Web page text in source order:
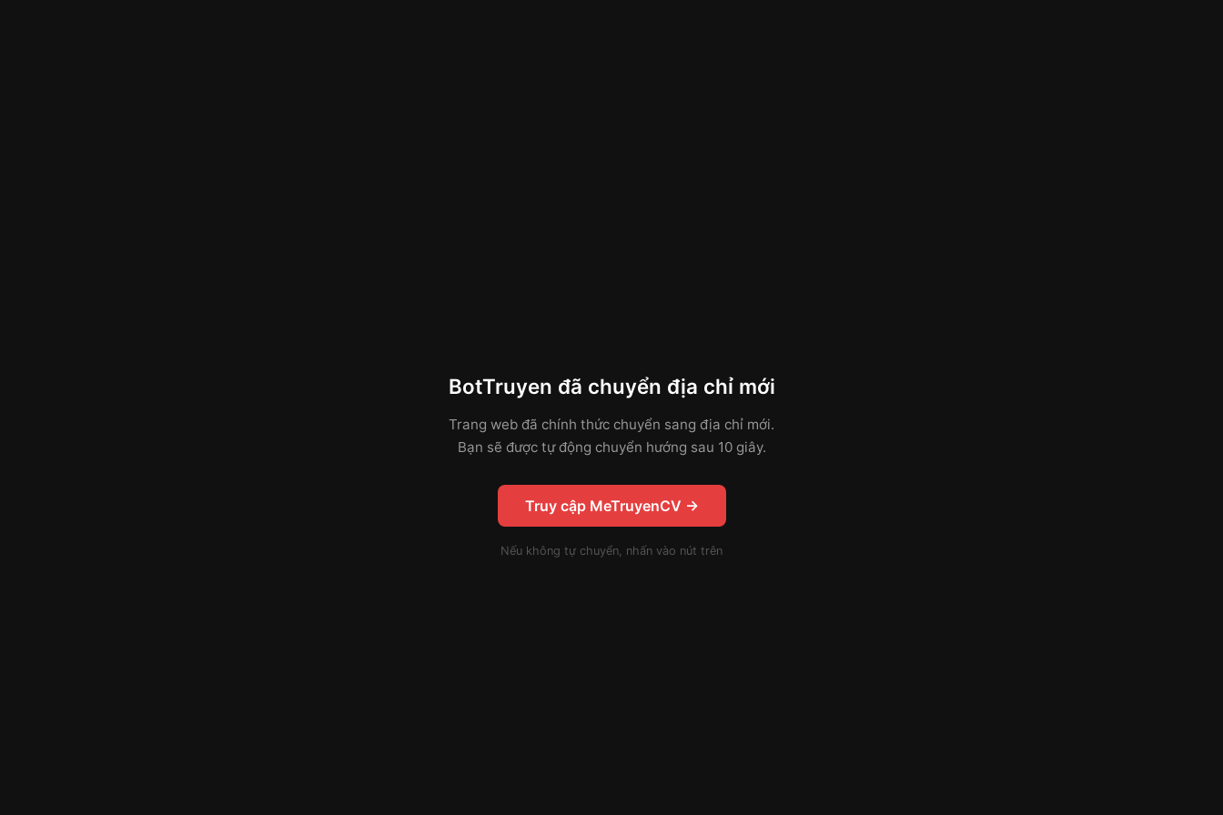
BotTruyen đã chuyển địa chỉ mới
Trang web đã chính thức chuyển sang địa chỉ mới.
Bạn sẽ được tự động chuyển hướng sau 10 giây.
Truy cập MeTruyenCV →
Nếu không tự chuyển, nhấn vào nút trên